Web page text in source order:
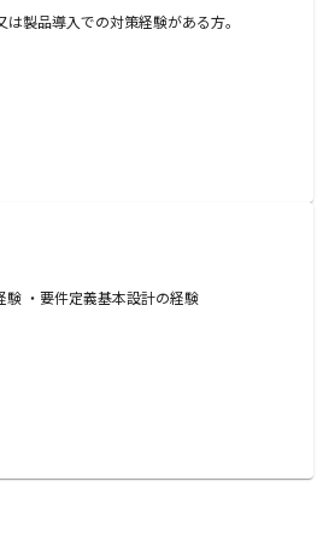
製品導入での対策経験がある方。
・要件定義基本設計の経験